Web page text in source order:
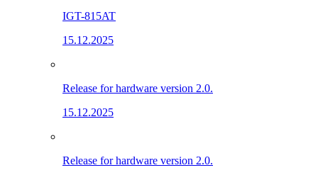
IGT-815AT
15.12.2025
Release for hardware version 2.0.
15.12.2025
Release for hardware version 2.0.